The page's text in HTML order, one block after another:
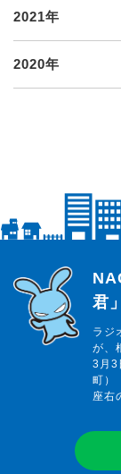
2021年
2020年
らじ
君」
ラジ
が、
3月3
町）
座右